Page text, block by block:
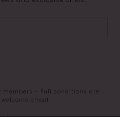
members - Full conditions are
email